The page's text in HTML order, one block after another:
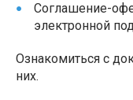
Соглашение-
электронной
Ознакомиться с
них.